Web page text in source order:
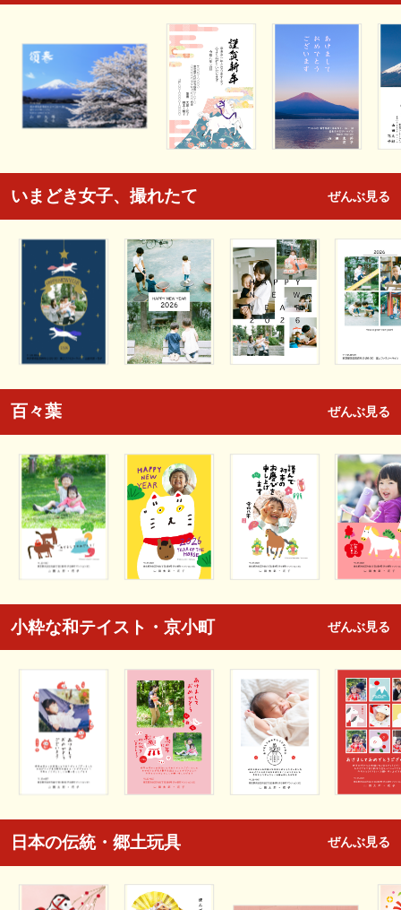
いまどき女子、撮れたて ぜんぶ見る
百々葉 ぜんぶ見る
小粋な和テイスト・京小町 ぜんぶ見る
日本の伝統・郷土玩具 ぜんぶ見る